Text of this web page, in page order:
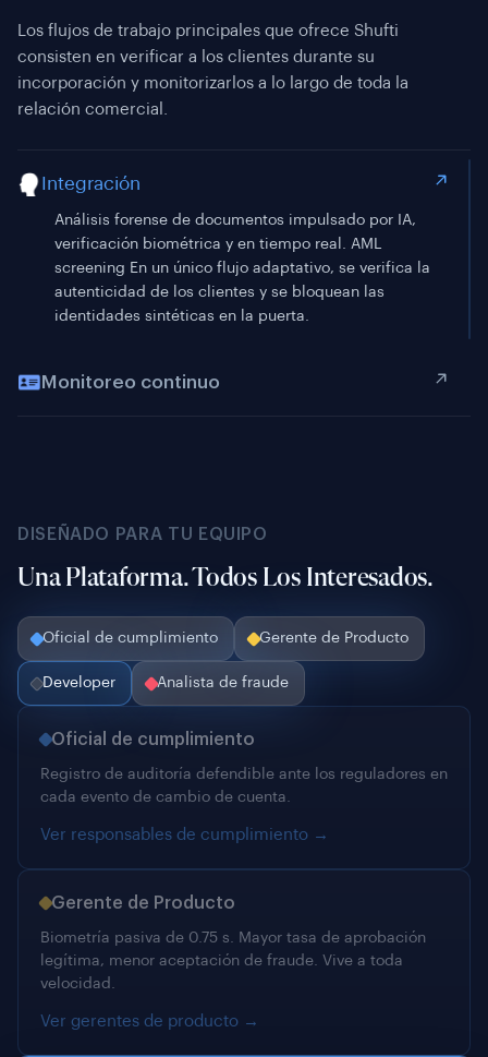
Los flujos de trabajo principales que ofrece Shufti
consisten en verificar a los clientes durante su
incorporación y monitorizarlos a lo largo de toda la
relación comercial.
Integración
Monitoreo continuo
Verificación continua contra más de 1,700 fuentes de
sanciones, personas políticamente expuestas (PEP) y
actualizar la lista, no en la siguiente revisión periódica.
DISEÑADO PARA TU EQUIPO
Una Plataforma. Todos Los Interesados.
Oficial de cumplimiento Gerente de Producto
Developer Analista de fraude
Oficial de cumplimiento
Registro de auditoría defendible ante los reguladores en
cada evento de cambio de cuenta.
Ver responsables de cumplimiento →
Gerente de Producto
Biometría pasiva de 0.75 s. Mayor tasa de aprobación
legítima, menor aceptación de fraude. Vive a toda
velocidad.
Ver gerentes de producto →